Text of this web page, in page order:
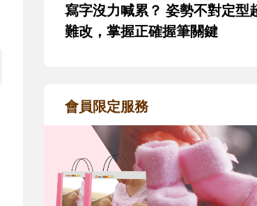
寫字沒力喊累？ 姿勢不對定型
難改，掌握正確握筆關鍵
會員限定服務